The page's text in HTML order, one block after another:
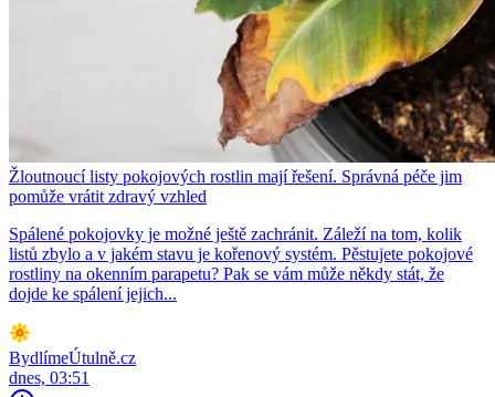
Žloutnoucí listy pokojových rostlin mají řešení. Správná péče jim
pomůže vrátit zdravý vzhled
Spálené pokojovky je možné ještě zachránit. Záleží na tom, kolik
listů zbylo a v jakém stavu je kořenový systém. Pěstujete pokojové
rostliny na okenním parapetu? Pak se vám může někdy stát, že
dojde ke spálení jejich...
BydlímeÚtulně.cz
dnes, 03:51